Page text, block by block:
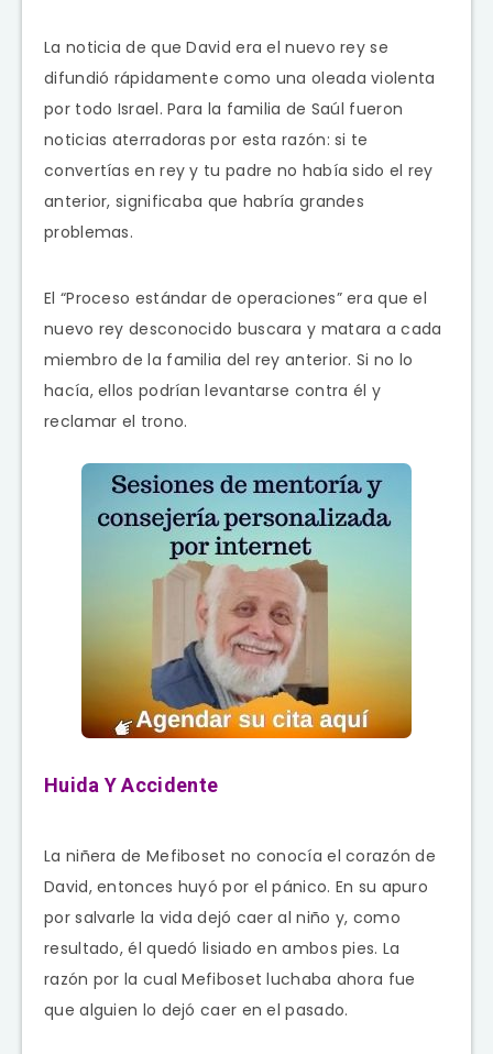
La noticia de que David era el nuevo rey se
difundió rápidamente como una oleada violenta
por todo Israel. Para la familia de Saúl fueron
noticias aterradoras por esta razón: si te
convertías en rey y tu padre no había sido el rey
anterior, significaba que habría grandes
problemas.
El “Proceso estándar de operaciones” era que el
nuevo rey desconocido buscara y matara a cada
miembro de la familia del rey anterior. Si no lo
hacía, ellos podrían levantarse contra él y
reclamar el trono.
Huida Y Accidente
La niñera de Mefiboset no conocía el corazón de
David, entonces huyó por el pánico. En su apuro
por salvarle la vida dejó caer al niño y, como
resultado, él quedó lisiado en ambos pies. La
razón por la cual Mefiboset luchaba ahora fue
que alguien lo dejó caer en el pasado.